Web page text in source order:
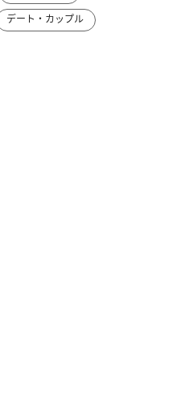
デート・カップル